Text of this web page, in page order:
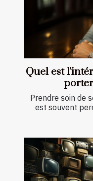
Quel est
Prendre soin de
est souvent